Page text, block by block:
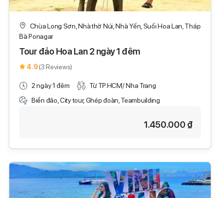
Chùa Long Sơn, Nhà thờ Núi, Nhà Yến, Suối Hoa Lan, Tháp
Bà Ponagar
Tour đảo Hoa Lan 2 ngày 1 đêm
4.9(3 Reviews)
2 ngày 1 đêm
Từ TP.HCM/ Nha Trang
Biển đảo, City tour, Ghép đoàn, Teambuilding
1.450.000 ₫